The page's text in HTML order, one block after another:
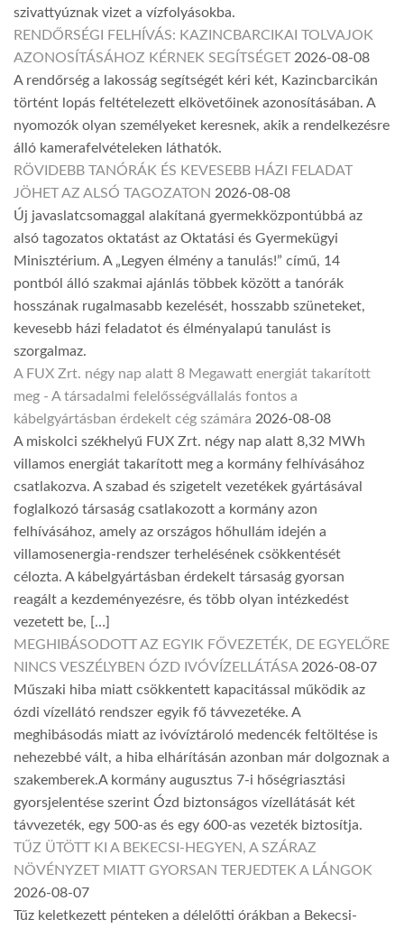
szivattyúznak vizet a vízfolyásokba.
RENDŐRSÉGI FELHÍVÁS: KAZINCBARCIKAI TOLVAJOK
AZONOSÍTÁSÁHOZ KÉRNEK SEGÍTSÉGET 2026-08-08
A rendőrség a lakosság segítségét kéri két, Kazincbarcikán
történt lopás feltételezett elkövetőinek azonosításában. A
nyomozók olyan személyeket keresnek, akik a rendelkezésre
álló kamerafelvételeken láthatók.
RÖVIDEBB TANÓRÁK ÉS KEVESEBB HÁZI FELADAT
JÖHET AZ ALSÓ TAGOZATON 2026-08-08
Új javaslatcsomaggal alakítaná gyermekközpontúbbá az
alsó tagozatos oktatást az Oktatási és Gyermekügyi
Minisztérium. A „Legyen élmény a tanulás!” című, 14
pontból álló szakmai ajánlás többek között a tanórák
hosszának rugalmasabb kezelését, hosszabb szüneteket,
kevesebb házi feladatot és élményalapú tanulást is
szorgalmaz.
A FUX Zrt. négy nap alatt 8 Megawatt energiát takarított
meg - A társadalmi felelősségvállalás fontos a
kábelgyártásban érdekelt cég számára 2026-08-08
A miskolci székhelyű FUX Zrt. négy nap alatt 8,32 MWh
villamos energiát takarított meg a kormány felhívásához
csatlakozva. A szabad és szigetelt vezetékek gyártásával
foglalkozó társaság csatlakozott a kormány azon
felhívásához, amely az országos hőhullám idején a
villamosenergia-rendszer terhelésének csökkentését
célozta. A kábelgyártásban érdekelt társaság gyorsan
reagált a kezdeményezésre, és több olyan intézkedést
vezetett be, […]
MEGHIBÁSODOTT AZ EGYIK FŐVEZETÉK, DE EGYELŐRE
NINCS VESZÉLYBEN ÓZD IVÓVÍZELLÁTÁSA 2026-08-07
Műszaki hiba miatt csökkentett kapacitással működik az
ózdi vízellátó rendszer egyik fő távvezetéke. A
meghibásodás miatt az ivóvíztároló medencék feltöltése is
nehezebbé vált, a hiba elhárításán azonban már dolgoznak a
szakemberek.A kormány augusztus 7-i hőségriasztási
gyorsjelentése szerint Ózd biztonságos vízellátását két
távvezeték, egy 500-as és egy 600-as vezeték biztosítja.
TŰZ ÜTÖTT KI A BEKECSI-HEGYEN, A SZÁRAZ
NÖVÉNYZET MIATT GYORSAN TERJEDTEK A LÁNGOK
2026-08-07
Tűz keletkezett pénteken a délelőtti órákban a Bekecsi-